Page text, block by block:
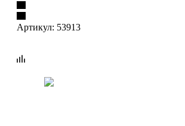
Артикул: 53913